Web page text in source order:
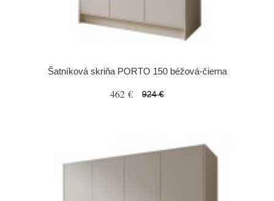
Šatníková skriňa PORTO 150 béžová-čierna
462 € 924 €